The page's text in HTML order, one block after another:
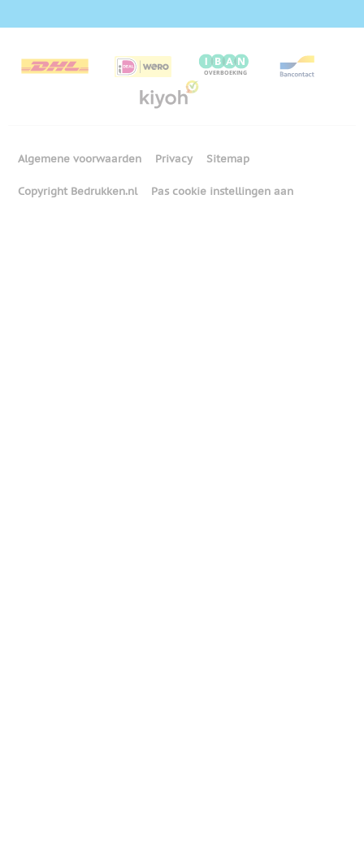
Algemene voorwaarden Privacy Sitemap
Copyright Bedrukken.nl Pas cookie instellingen aan